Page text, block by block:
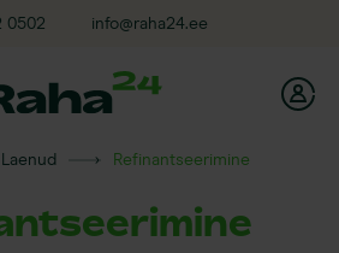
0502 info@raha24.ee
Laenud Refinantseerimine